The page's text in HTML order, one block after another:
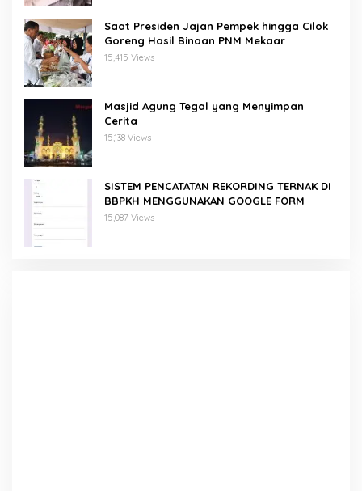
Saat Presiden Jajan Pempek hingga Cilok
Goreng Hasil Binaan PNM Mekaar
15,415 Views
Masjid Agung Tegal yang Menyimpan
Cerita
15,138 Views
SISTEM PENCATATAN REKORDING TERNAK DI
BBPKH MENGGUNAKAN GOOGLE FORM
15,087 Views